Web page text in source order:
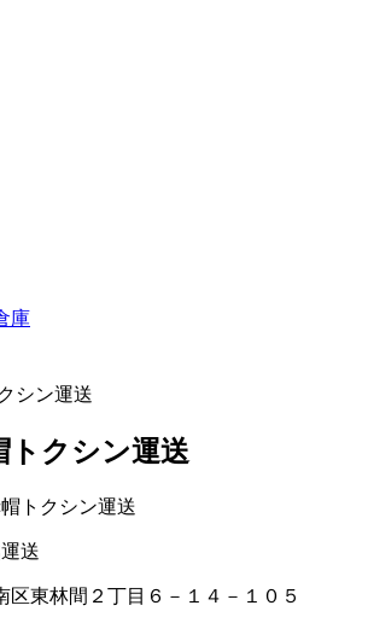
庫
シン運送
トクシン運送
送
区東林間２丁目６－１４－１０５